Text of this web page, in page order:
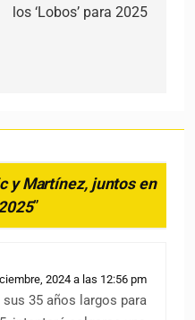
los ‘Lobos’ para 2025
y Martínez, juntos en
”
2024 a las 12:56 pm
35 años largos para